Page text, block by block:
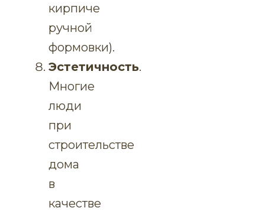
кирпиче
ручной
формовки).
Эстетичность.
Многие
люди
при
строительстве
дома
в
качестве